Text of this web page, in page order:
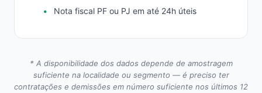
Nota fiscal PF ou PJ em até 24h úteis
* A disponibilidade dos dados depende de amostragem
suficiente na localidade ou segmento — é preciso ter
contratações e demissões em número suficiente nos últimos 12